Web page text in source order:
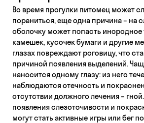
Во время прогулки питомец может
пораниться, еще одна причина – на
оболочку может попасть инородное
камешек, кусочек бумаги и другие
глазах повреждают роговицу, что
причиной появления выделений.
наносится одному глазу: из него
наблюдаются отечность и
отсутствии должного лечения –
появления слезоточивости и
могут стать активные игры или бег